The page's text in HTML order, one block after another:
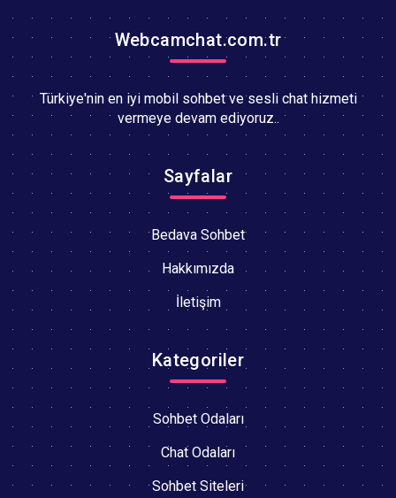
Webcamchat.com.tr
Türkiye'nin en iyi mobil sohbet ve sesli chat hizmeti
vermeye devam ediyoruz..
Sayfalar
Bedava Sohbet
Hakkımızda
İletişim
Kategoriler
Sohbet Odaları
Chat Odaları
Sohbet Siteleri